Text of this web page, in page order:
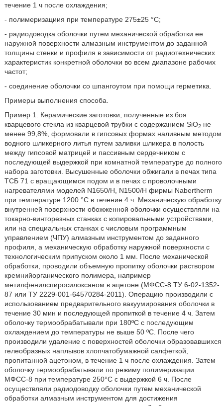
течение 1 ч после охлаждения;
- полимеризациия при температуре 275±25 °С;
- радиодоводка оболочки путем механической обработки ее
наружной поверхности алмазным инструментом до заданной
толщины стенки и профиля в зависимости от радиотехнических
характеристик конкретной оболочки во всем диапазоне рабочих
частот;
- соединение оболочки со шпангоутом при помощи герметика.
Примеры выполнения способа.
Пример 1. Керамические заготовки, полученные из боя
кварцевого стекла из кварцевой трубки с содержанием SiO2не
менее 99,8%, формовали в гипсовых формах наливным методом
водного шликерного литья путем заливки шликера в полость
между гипсовой матрицей и пассивным сердечником с
последующей выдержкой при комнатной температуре до полного
набора заготовки. Высушенные оболочки обжигали в печах типа
ТСБ 71 с вращающимся подом и в печах с проволочными
нагревателями моделей N1650/H, N1500/H фирмы Nabertherm
при температуре 1200 °С в течение 4 ч. Механическую обработку
внутренней поверхности обожженной оболочки осуществляли на
токарно-винторезных станках с копировальными устройствами,
или на специальных станках с числовым программным
управлением (ЧПУ) алмазным инструментом до заданного
профиля, а механическую обработку наружной поверхности с
технологическим припуском около 1 мм. После механической
обработки, проводили объемную пропитку оболочки раствором
кремнийорганического полимера, например
метилфенилспиросилоксаном в ацетоне (МФСС-8 ТУ 6-02-1352-
87 или ТУ 2229-001-64570284-2011). Операцию производили с
использованием предварительного вакуумирования оболочки в
течение 30 мин и последующей пропиткой в течение 4 ч. Затем
оболочку термообрабатывали при 180ºС с последующим
охлаждением до температуры не выше 50 ºС. После чего
производили удаление с поверхностей оболочки образовавшихся
гелеобразных наплывов хлопчатобумажной салфеткой,
пропитанной ацетоном, в течение 1 ч после охлаждения. Затем
оболочку термообрабатывали по режиму полимеризации
МФСС-8 при температуре 250°C с выдержкой 6 ч. После
осуществляли радиодоводку оболочки путем механической
обработки алмазным инструментом для достижения